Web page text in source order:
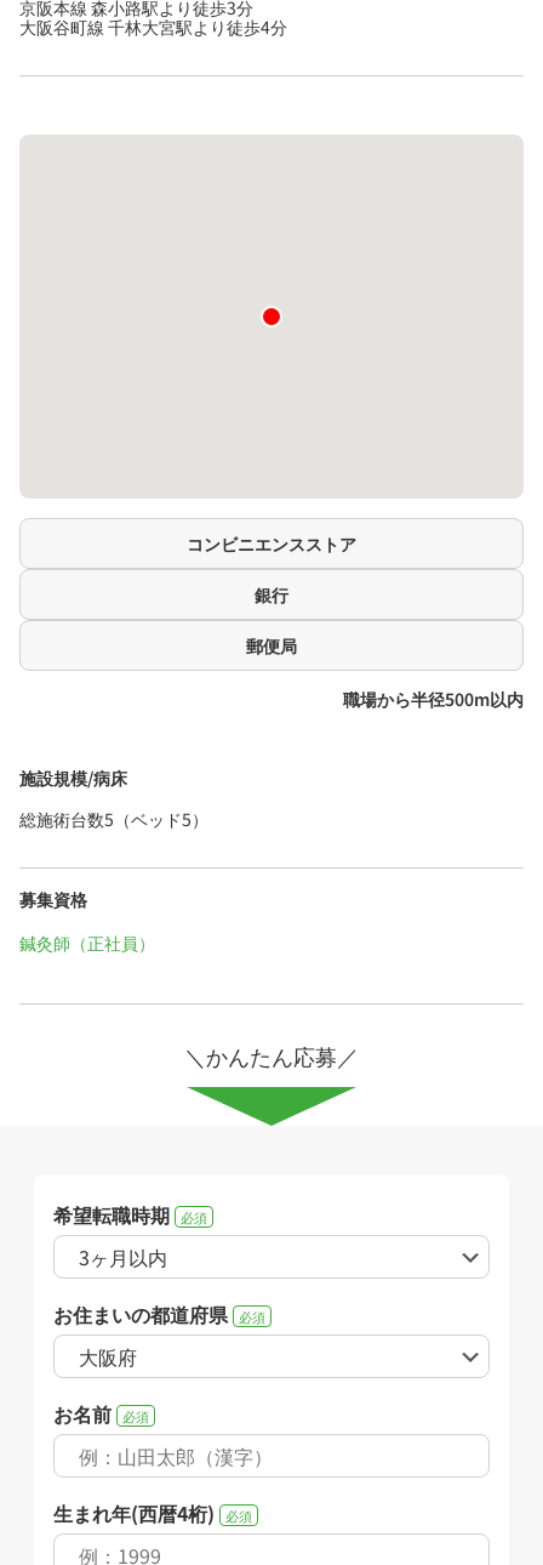
京阪本線 森小路駅より徒歩3分
大阪谷町線 千林大宮駅より徒歩4分
コンビニエンスストア
銀行
郵便局
職場から半径500m以内
施設規模/病床
総施術台数5（ベッド5）
募集資格
鍼灸師（正社員）
＼かんたん応募／
希望転職時期 必須
お住まいの都道府県 必須
お名前 必須
生まれ年(西暦4桁) 必須